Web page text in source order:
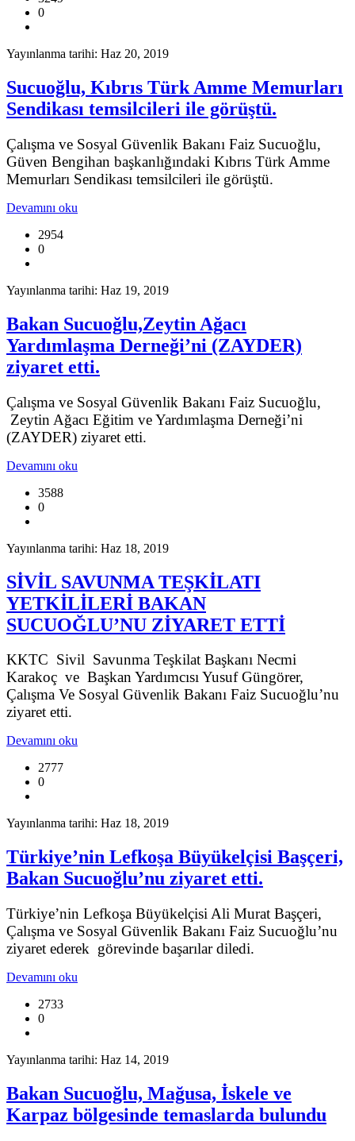
0
Yayınlanma tarihi: Haz 20, 2019
Sucuoğlu, Kıbrıs Türk Amme Memurları
Sendikası temsilcileri ile görüştü.
Çalışma ve Sosyal Güvenlik Bakanı Faiz Sucuoğlu,
Güven Bengihan başkanlığındaki Kıbrıs Türk Amme
Memurları Sendikası temsilcileri ile görüştü.
Devamını oku
2954
0
Yayınlanma tarihi: Haz 19, 2019
Bakan Sucuoğlu,Zeytin Ağacı
Yardımlaşma Derneği’ni (ZAYDER)
ziyaret etti.
Çalışma ve Sosyal Güvenlik Bakanı Faiz Sucuoğlu,
Zeytin Ağacı Eğitim ve Yardımlaşma Derneği’ni
(ZAYDER) ziyaret etti.
Devamını oku
3588
0
Yayınlanma tarihi: Haz 18, 2019
SİVİL SAVUNMA TEŞKİLATI
YETKİLİLERİ BAKAN
SUCUOĞLU’NU ZİYARET ETTİ
KKTC Sivil Savunma Teşkilat Başkanı Necmi
Karakoç ve Başkan Yardımcısı Yusuf Güngörer,
Çalışma Ve Sosyal Güvenlik Bakanı Faiz Sucuoğlu’nu
ziyaret etti.
Devamını oku
2777
0
Yayınlanma tarihi: Haz 18, 2019
Türkiye’nin Lefkoşa Büyükelçisi Başçeri,
Bakan Sucuoğlu’nu ziyaret etti.
Türkiye’nin Lefkoşa Büyükelçisi Ali Murat Başçeri,
Çalışma ve Sosyal Güvenlik Bakanı Faiz Sucuoğlu’nu
ziyaret ederek görevinde başarılar diledi.
Devamını oku
2733
0
Yayınlanma tarihi: Haz 14, 2019
Bakan Sucuoğlu, Mağusa, İskele ve
Karpaz bölgesinde temaslarda bulundu